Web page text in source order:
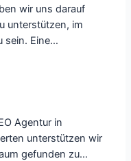
wir uns darauf
unterstützen, im
sein. Eine…
Agentur in
unterstützen wir
gefunden zu…